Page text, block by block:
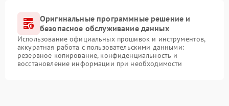
Оригинальные программные решение и
безопасное обслуживание данных
Использование официальных прошивок и инструментов,
аккуратная работа с пользовательскими данными:
резервное копирование, конфиденциальность и
восстановление информации при необходимости